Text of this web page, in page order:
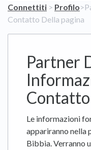
Connettiti ​ > ​ ​Profilo​>​
Contatto Della pagina
Partner
Le informazioni
appariranno nella
Bibbia. Verranno